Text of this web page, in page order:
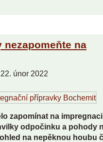
nezapomeňte na
únor 2022
zapomínat na
odpočinku a pohody
na nepěknou houbu